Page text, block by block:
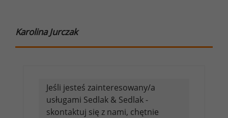
Karolina Jurczak
Jeśli jesteś zainteresowany/a
usługami Sedlak & Sedlak -
skontaktuj się z nami, chętnie